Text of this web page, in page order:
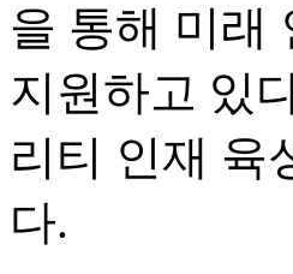
을 통해 미래
지원하고 있
리티 인재 육
다.